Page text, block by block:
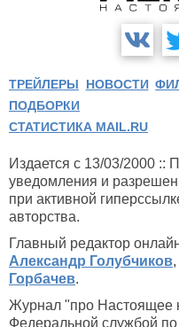
ТРЕЙЛЕРЫ НОВОСТИ
ПОДБОРКИ
СТАТИСТИКА MAIL.RU
Издается с 13/03/2000 ::
уведомления и
при активной
авторства.
Главный редактор
Александр Голубчиков
Горбачев.
Журнал "про Настоящее
Федеральной службой